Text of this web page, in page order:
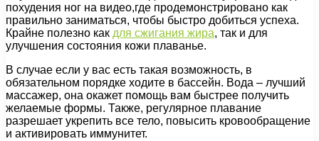
похудения ног на видео,где продемонстрировано как
правильно заниматься, чтобы быстро добиться успеха.
Крайне полезно как для сжигания жира, так и для
улучшения состояния кожи плаванье.
В случае если у вас есть такая возможность, в
обязательном порядке ходите в бассейн. Вода – лучший
массажер, она окажет помощь вам быстрее получить
желаемые формы. Также, регулярное плавание
разрешает укрепить все тело, повысить кровообращение
и активировать иммунитет.